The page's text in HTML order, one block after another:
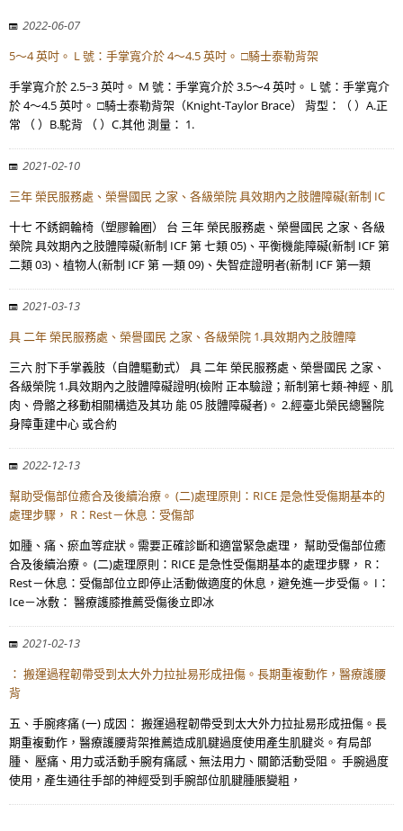
2022-06-07
5～4 英吋。 L 號：手掌寬介於 4～4.5 英吋。 □騎士泰勒背架
手掌寬介於 2.5~3 英吋。 M 號：手掌寬介於 3.5～4 英吋。 L 號：手掌寬介
於 4～4.5 英吋。 □騎士泰勒背架（Knight-Taylor Brace） 背型：（ ）A.正
常 （ ）B.駝背 （ ）C.其他 測量： 1.
2021-02-10
三年 榮民服務處、榮譽國民 之家、各級榮院 具效期內之肢體障礙(新制 IC
十七 不銹鋼輪椅（塑膠輪圈） 台 三年 榮民服務處、榮譽國民 之家、各級
榮院 具效期內之肢體障礙(新制 ICF 第 七類 05)、平衡機能障礙(新制 ICF 第
二類 03)、植物人(新制 ICF 第 一類 09)、失智症證明者(新制 ICF 第一類
2021-03-13
具 二年 榮民服務處、榮譽國民 之家、各級榮院 1.具效期內之肢體障
三六 肘下手掌義肢（自體驅動式） 具 二年 榮民服務處、榮譽國民 之家、
各級榮院 1.具效期內之肢體障礙證明(檢附 正本驗證；新制第七類-神經、肌
肉、骨骼之移動相關構造及其功 能 05 肢體障礙者)。 2.經臺北榮民總醫院
身障重建中心 或合約
2022-12-13
幫助受傷部位癒合及後續治療。 (二)處理原則：RICE 是急性受傷期基本的
處理步驟， R：Rest－休息：受傷部
如腫、痛、瘀血等症狀。需要正確診斷和適當緊急處理， 幫助受傷部位癒
合及後續治療。 (二)處理原則：RICE 是急性受傷期基本的處理步驟， R：
Rest－休息：受傷部位立即停止活動做適度的休息，避免進一步受傷。 I：
Ice－冰敷： 醫療護膝推薦受傷後立即冰
2021-02-13
： 搬運過程韌帶受到太大外力拉扯易形成扭傷。長期重複動作，醫療護腰
背
五、手腕疼痛 (一) 成因： 搬運過程韌帶受到太大外力拉扯易形成扭傷。長
期重複動作，醫療護腰背架推薦造成肌腱過度使用產生肌腱炎。有局部
腫、 壓痛、用力或活動手腕有痛感、無法用力、關節活動受阻。 手腕過度
使用，產生通往手部的神經受到手腕部位肌腱腫脹變粗，